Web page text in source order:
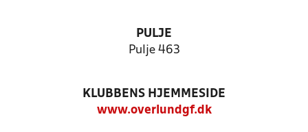
PULJE
Pulje 463
KLUBBENS HJEMMESIDE
www.overlundgf.dk